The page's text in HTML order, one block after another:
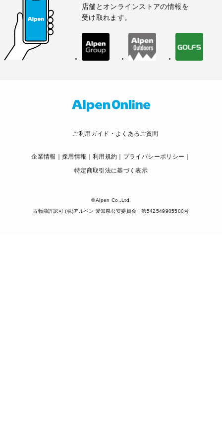
店舗とオンラインストアの情報を
受け取れます。
ご利用ガイド・よくあるご質問
企業情報 採用情報 利用規約
プライバシーポリシー
特定商取引法に基づく表示
© Alpen Co.,Ltd.
古物商許認可 (株)アルペン 愛知県公安委員会 第542549905500号